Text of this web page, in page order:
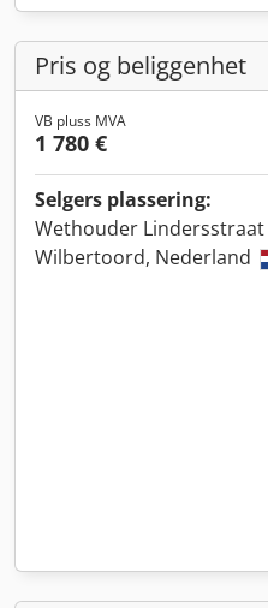
Pris og beliggenhet
VB pluss MVA
1 780 €
Selgers plassering:
Wethouder Lindersstraat
Wilbertoord, Nederland